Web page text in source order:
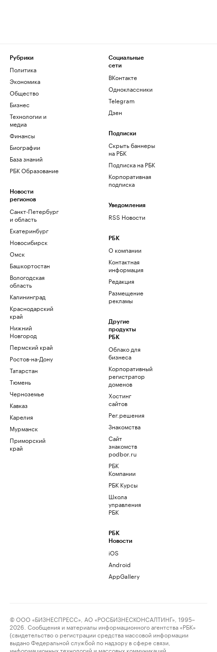
Рубрики
Политика
Экономика
Общество
Бизнес
Технологии и
медиа
Финансы
Биографии
База знаний
РБК Образование
Новости
регионов
Санкт-Петербург
и область
Екатеринбург
Новосибирск
Омск
Башкортостан
Вологодская
область
Калининград
Краснодарский
край
Нижний
Новгород
Пермский край
Ростов-на-Дону
Татарстан
Тюмень
Черноземье
Кавказ
Карелия
Мурманск
Приморский
край
Социальные
сети
ВКонтакте
Одноклассники
Telegram
Дзен
Подписки
Скрыть баннеры
на РБК
Подписка на РБК
Корпоративная
подписка
Уведомления
RSS Новости
РБК
О компании
Контактная
информация
Редакция
Размещение
рекламы
Другие
продукты
РБК
Облако для
бизнеса
Корпоративный
регистратор
доменов
Хостинг
сайтов
Рег.решения
Знакомства
Сайт
знакомств
podbor.ru
РБК
Компании
РБК Курсы
Школа
управления
РБК
РБК
Новости
iOS
Android
AppGallery
© ООО «БИЗНЕСПРЕСС», АО «РОСБИЗНЕСКОНСАЛТИНГ», 1995–
2026. Сообщения и материалы информационного агентства «РБК»
(свидетельство о регистрации средства массовой информации
выдано Федеральной службой по надзору в сфере связи,
информационных технологий и массовых коммуникаций